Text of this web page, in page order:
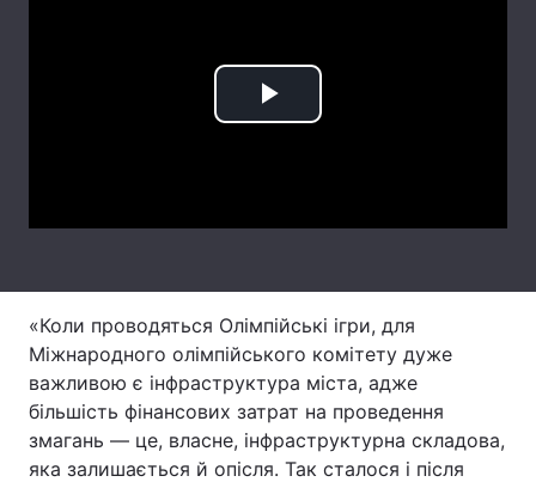
Play
«Коли проводяться Олімпійські ігри, для
Міжнародного олімпійського комітету дуже
важливою є інфраструктура міста, адже
більшість фінансових затрат на проведення
змагань — це, власне, інфраструктурна складова,
яка залишається й опісля. Так сталося і після